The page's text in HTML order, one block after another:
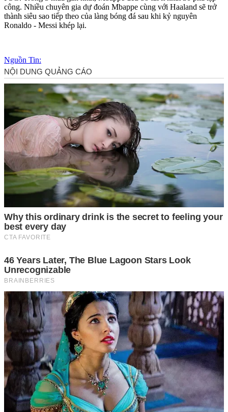
công. Nhiều chuyên gia dự đoán Mbappe cùng với Haaland sẽ trở
thành siêu sao tiếp theo của làng bóng đá sau khi kỷ nguyên
Ronaldo - Messi khép lại.
Nguồn Tin: